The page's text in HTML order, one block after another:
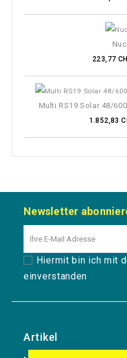
223,77
Multi RS19 Solar 48/
1.852,83
Newsletter
Hiermit bin ich mit
einverstanden
Artikel